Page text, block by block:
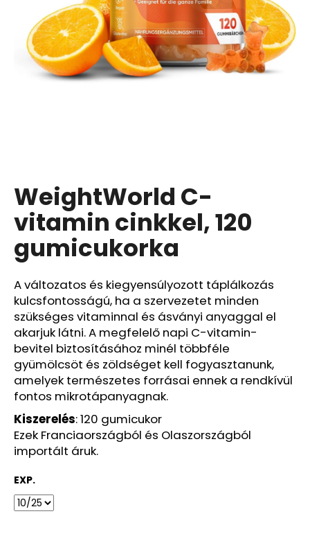
WeightWorld C-
vitamin cinkkel, 120
gumicukorka
A változatos és kiegyensúlyozott táplálkozás
kulcsfontosságú, ha a szervezetet minden
szükséges vitaminnal és ásványi anyaggal el
akarjuk látni. A megfelelő napi C-vitamin-
bevitel biztosításához minél többféle
gyümölcsöt és zöldséget kell fogyasztanunk,
amelyek természetes forrásai ennek a rendkívül
fontos mikrotápanyagnak.
Kiszerelés: 120 gumicukor
Ezek Franciaországból és Olaszországból
importált áruk.
EXP.
DAENG
GI
MEO
RI
–
REGENERÁLÓ
KOREAI
KÚRA
GINSENGGEL
ÉS
KERATINNAL,
300
ML
(LEJÁRATI
DÁTUM:
8/26)
1
Ft
Korábbi:
4
580